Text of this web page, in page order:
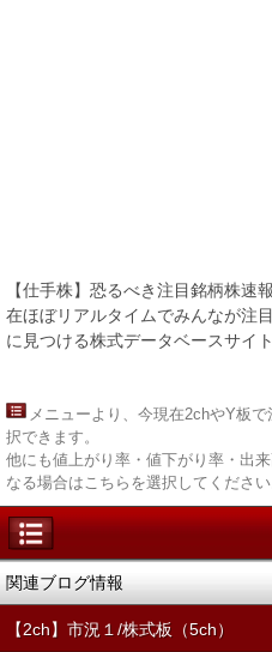
【仕手株】恐るべき注目銘柄株速
在ほぼリアルタイムでみんなが注
に見つける株式データベースサイト
メニューより、今現在2chやY板
択できます。
他にも値上がり率・値下がり率・出
なる場合はこちらを選択してください
関連ブログ情報
【2ch】市況１/株式板（5ch）